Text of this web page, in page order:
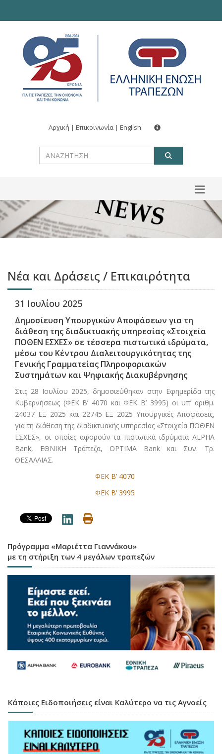
Αρχική | Επικοινωνία | English
Νέα και Δράσεις / Επικαιρότητα
31 Ιουλίου 2025
Δημοσίευση Υπουργικών Αποφάσεων για τη
διάθεση της διαδικτυακής υπηρεσίας «Στοιχεία
ΠΟΘΕΝ ΕΣΧΕΣ» σε τέσσερα πιστωτικά ιδρύματα,
μέσω του Κέντρου Διαλειτουργικότητας της
Γενικής Γραμματείας Πληροφοριακών
Συστημάτων και Ψηφιακής Διακυβέρνησης
Στις 28 Ιουλίου 2025, δημοσιεύθηκαν στην Εφημερίδα της
Κυβερνήσεως (ΦΕΚ Β’ 4070 και ΦΕΚ Β’ 3995) οι υπ’ αριθμ.
24037 ΕΞ 2025 και 22745 ΕΞ 2025 Υπουργικές Αποφάσεις,
για τη διάθεση της διαδικτυακής υπηρεσίας «Στοιχεία ΠΟΘΕΝ
ΕΣΧΕΣ», οι οποίες αφορούν τα πιστωτικά ιδρύματα ALPHA
Bank, ΕΘΝΙΚΗ Τράπεζα, OPTIMA Bank και Συν. Τρ.
ΘΕΣΑΛΛΙΑΣ.
ΦΕΚ Β’ 4070
ΦΕΚ Β’ 3995
Πρόγραμμα «Μαριέττα Γιαννάκου»
με τη στήριξη των 4 μεγάλων τραπεζών
Κάποιες Ειδοποιήσεις είναι Καλύτερο να τις Αγνοείς